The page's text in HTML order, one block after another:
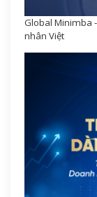
Global Minimba
nhân Việt